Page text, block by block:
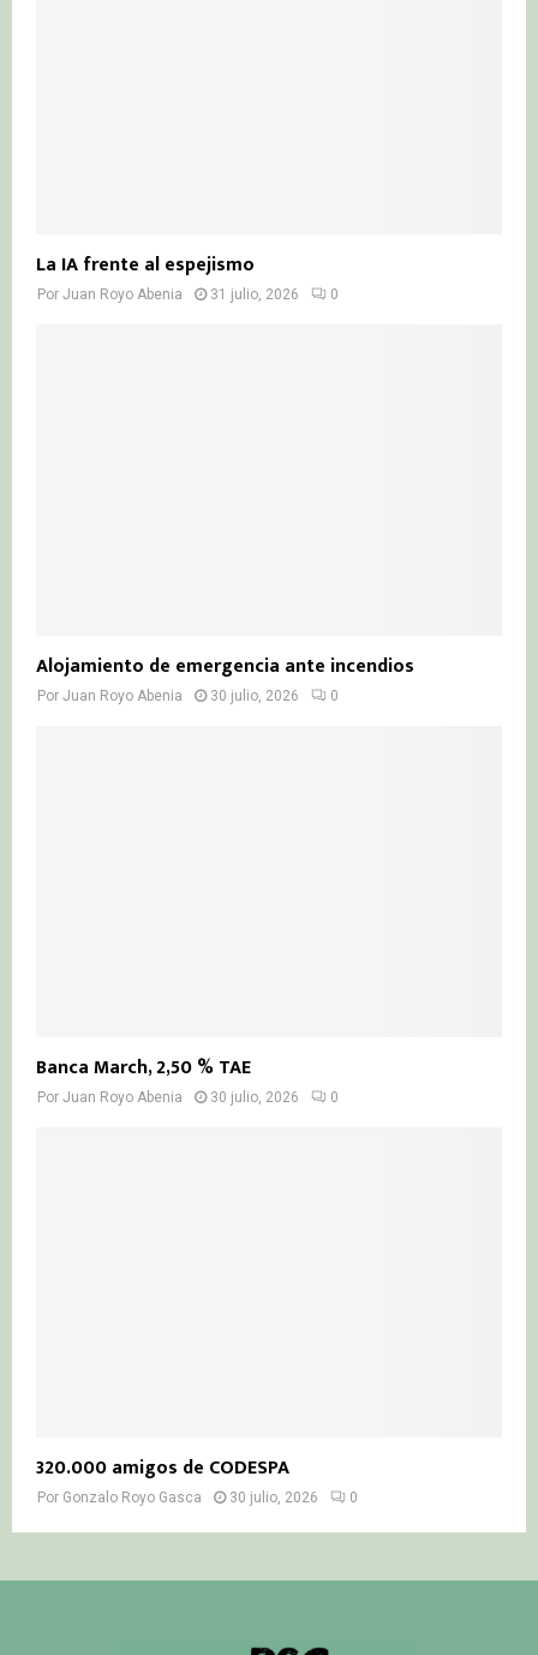
La IA frente al espejismo
Por Juan Royo Abenia 31 julio, 2026 0
Alojamiento de emergencia ante incendios
Por Juan Royo Abenia 30 julio, 2026 0
Banca March, 2,50 % TAE
Por Juan Royo Abenia 30 julio, 2026 0
320.000 amigos de CODESPA
Por Gonzalo Royo Gasca 30 julio, 2026 0